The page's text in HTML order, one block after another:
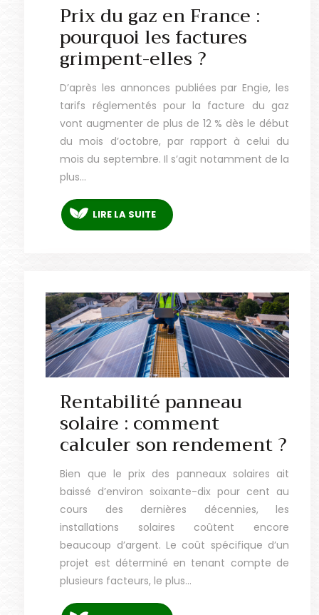
Prix du gaz en France :
pourquoi les factures
grimpent-elles ?
D’après les annonces publiées par Engie, les
tarifs réglementés pour la facture du gaz
vont augmenter de plus de 12 % dès le début
du mois d’octobre, par rapport à celui du
mois du septembre. Il s’agit notamment de la
plus…
LIRE LA SUITE
Rentabilité panneau
solaire : comment
calculer son rendement ?
Bien que le prix des panneaux solaires ait
baissé d’environ soixante-dix pour cent au
cours des dernières décennies, les
installations solaires coûtent encore
beaucoup d’argent. Le coût spécifique d’un
projet est déterminé en tenant compte de
plusieurs facteurs, le plus…